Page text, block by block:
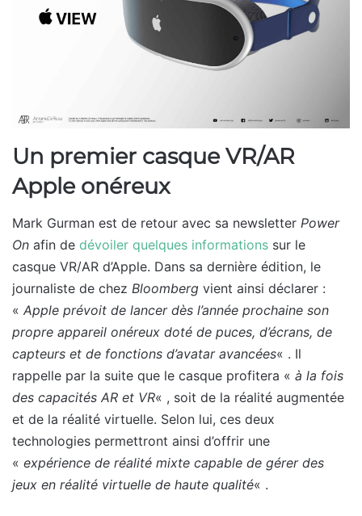
Un premier casque VR/AR
Apple onéreux
Mark Gurman est de retour avec sa newsletter Power
On afin de dévoiler quelques informations sur le
casque VR/AR d’Apple. Dans sa dernière édition, le
journaliste de chez Bloomberg vient ainsi déclarer :
« Apple prévoit de lancer dès l’année prochaine son
propre appareil onéreux doté de puces, d’écrans, de
capteurs et de fonctions d’avatar avancées« . Il
rappelle par la suite que le casque profitera « à la fois
des capacités AR et VR« , soit de la réalité augmentée
et de la réalité virtuelle. Selon lui, ces deux
technologies permettront ainsi d’offrir une
« expérience de réalité mixte capable de gérer des
jeux en réalité virtuelle de haute qualité« .